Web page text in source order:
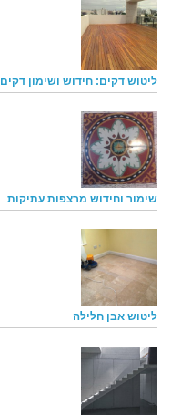
ליטוש דקים: חידוש ושימון דקים
שימור וחידוש מרצפות עתיקות
ליטוש אבן חלילה